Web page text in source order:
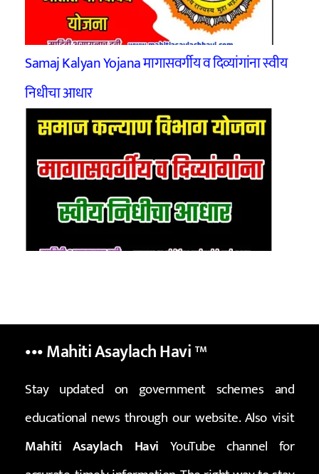
Samaj Kalyan Yojana मागासवर्गीय व दिव्यांगांना स्वीय
निधीचा आधार
••• Mahiti Asaylach Havi™
Stay updated on government schemes and
educational news through our website. Also visit
Mahiti Asaylach Havi YouTube channel for